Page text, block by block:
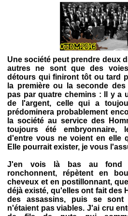
Une société peut prendre deux
autres ne sont que des
détours qui finiront tôt ou tard
la première ou la seconde
pas par quatre chemins : Il y a
de l'argent, celle qui a
prédominera probablement
la société au service des
toujours été embryonnaire,
d'entre vous ne voient en elle
Elle pourrait exister, je vous
J'en vois là bas au fond
ronchonnent, répètent en
cheveux et en postillonnant,
déjà existé, qu'elles ont fait des
des assassins, puis se sont
n'étaient pas viables. J'ai cru